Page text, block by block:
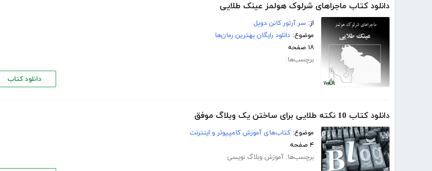
دانلود کتاب ماجراهای شرلوک هولمز عینک طلایی
از: سر آرتور کانن دویل
موضوع: دانلود رایگان بهترین رمان‌ها
۱۸ صفحه
برچسب‌ها:
دانلود کتاب
دانلود کتاب 10 نکته طلایی برای ساختن یک وبلاگ موفق
موضوع: کتاب‌های آموزش کامپیوتر و اینترنت
۴ صفحه
برچسب‌ها: آموزش وبلاگ نویسی